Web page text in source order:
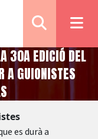
30A EDICIÓ DEL
A GUIONISTES
es durà a